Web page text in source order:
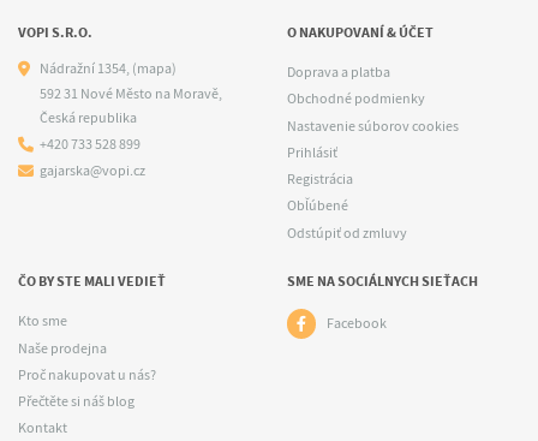
VOPI S.R.O.
Nádražní 1354, (mapa)
592 31 Nové Město na Moravě,
Česká republika
+420 733 528 899
gajarska@vopi.cz
O NAKUPOVANÍ & ÚČET
Doprava a platba
Obchodné podmienky
Nastavenie súborov cookies
Prihlásiť
Registrácia
Obľúbené
Odstúpiť od zmluvy
ČO BY STE MALI VEDIEŤ
Kto sme
Naše prodejna
Proč nakupovat u nás?
Přečtěte si náš blog
Kontakt
SME NA SOCIÁLNYCH SIEŤACH
Facebook